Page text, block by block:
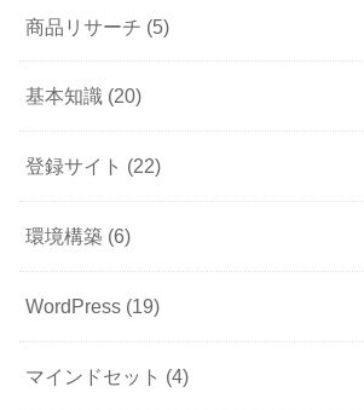
商品リサーチ (5)
基本知識 (20)
登録サイト (22)
環境構築 (6)
WordPress (19)
マインドセット (4)